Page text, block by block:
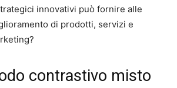
innovativi può fornire alle
di prodotti, servizi e
contrastivo misto